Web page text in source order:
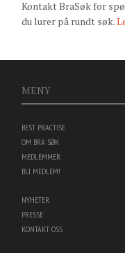
Kontakt BraSøk for
du lurer på rundt søk.
MENY
BEST PRACTISE
OM BRA SØK
MEDLEMMER
BLI MEDLEM!
NYHETER
PRESSE
KONTAKT OSS